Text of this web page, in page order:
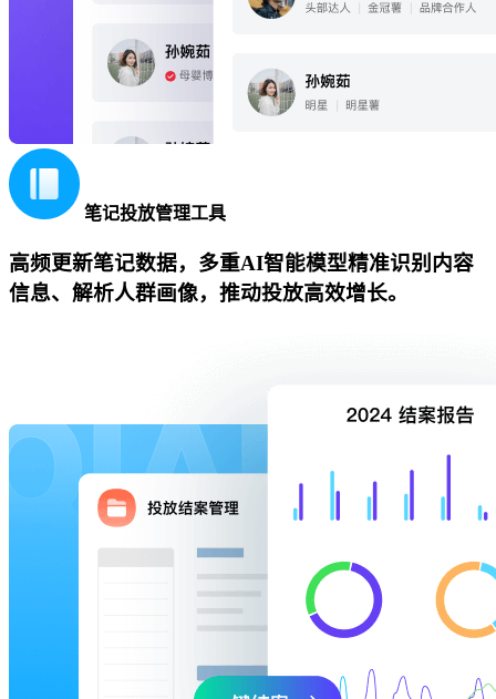
笔记投放管理工具
高频更新笔记数据，多重AI智能模型精准识别内容
信息、解析人群画像，推动投放高效增长。